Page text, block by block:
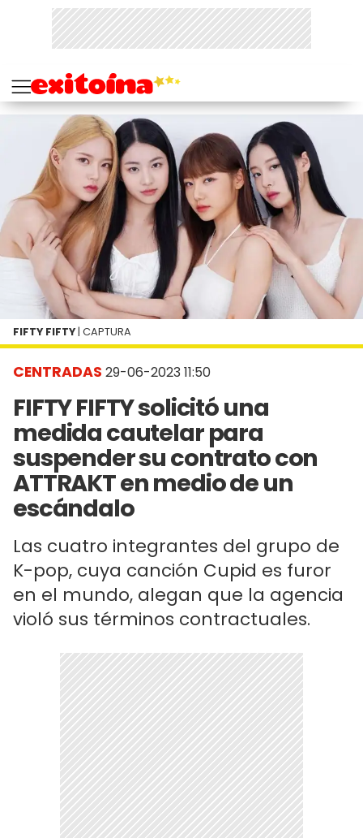
CENTRADAS 29-06-2023 11:50
FIFTY FIFTY solicitó una
medida cautelar para
suspender su contrato con
ATTRAKT en medio de un
escándalo
Las cuatro integrantes del grupo de
K-pop, cuya canción Cupid es furor
en el mundo, alegan que la agencia
violó sus términos contractuales.
FIFTY FIFTY| CAPTURA